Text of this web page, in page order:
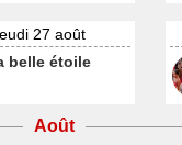
27 août
belle étoile
Août